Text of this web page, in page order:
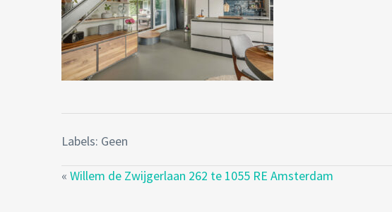
Labels: Geen
« Willem de Zwijgerlaan 262 te 1055 RE Amsterdam